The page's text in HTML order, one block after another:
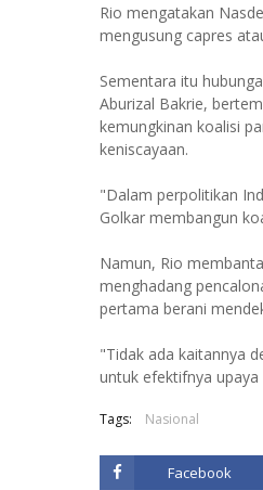
Rio mengatakan
mengusung capres
Sementara itu
Aburizal Bakrie,
kemungkinan koalisi
keniscayaan.
"Dalam perpolitikan
Golkar membangun
Namun, Rio
menghadang
pertama berani
"Tidak ada kaitannya
untuk efektifnya upaya
Tags: Nasional
Facebook